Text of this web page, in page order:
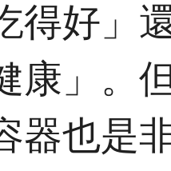
得好」
康」。
器也是